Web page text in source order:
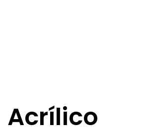
Acrílico